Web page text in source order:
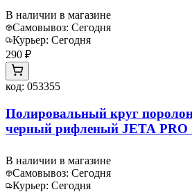
В наличии в магазине
Самовывоз: Сегодня
Курьер: Сегодня
290 ₽
код: 053355
Полировальный круг
черный рифленый JETA PRO
В наличии в магазине
Самовывоз: Сегодня
Курьер: Сегодня